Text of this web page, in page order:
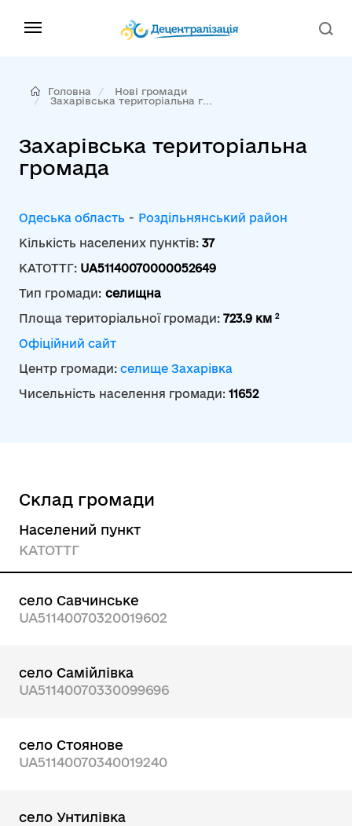
Головна
Нові громади
Захарівська територіальна г...
Захарівська територіальна
громада
Одеська область - Роздільнянський район
Кількість населених пунктів: 37
КАТОТТГ: UA51140070000052649
Тип громади: селищна
Площа територіальної громади: 723.9 км 2
Офіційний сайт
Центр громади: селище Захарівка
Чисельність населення громади: 11652
Склад громади
Населений пункт
КАТОТТГ
село Савчинське
UA51140070320019602
село Самійлівка
UA51140070330099696
село Стоянове
UA51140070340019240
село Унтилівка